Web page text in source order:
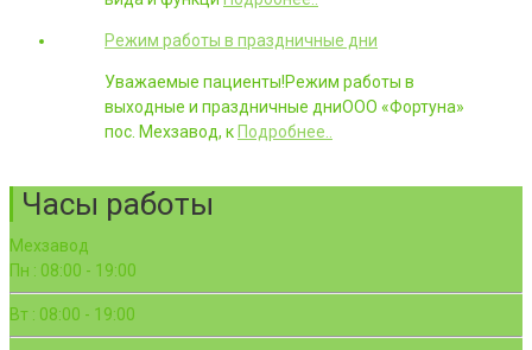
Режим работы в праздничные дни
Уважаемые пациенты!Режим работы в
выходные и праздничные дниООО «Фортуна»
пос. Мехзавод, к Подробнее..
Часы работы
Мехзавод
Пн : 08:00 - 19:00
Вт : 08:00 - 19:00